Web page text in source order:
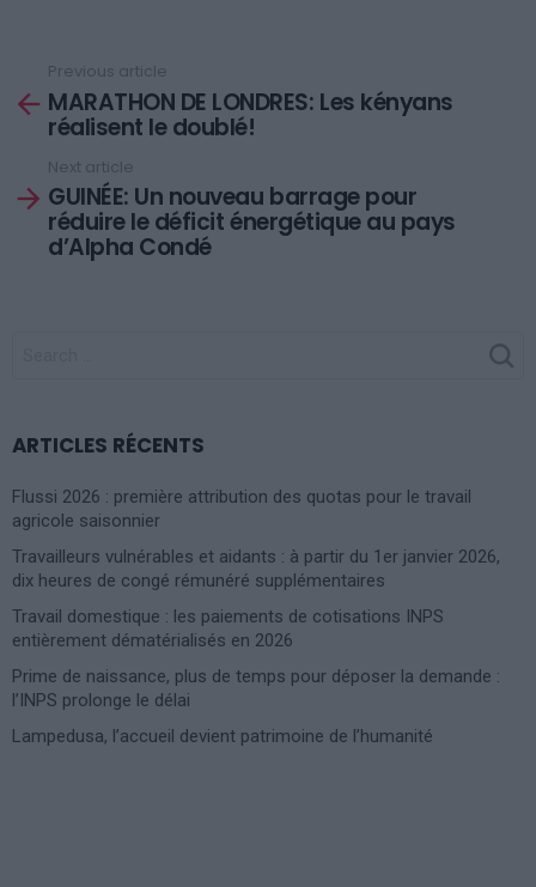
more
Previous article
MARATHON DE LONDRES: Les kényans
réalisent le doublé!
Next article
GUINÉE: Un nouveau barrage pour
réduire le déficit énergétique au pays
d’Alpha Condé
ARTICLES RÉCENTS
Flussi 2026 : première attribution des quotas pour le travail
agricole saisonnier
Travailleurs vulnérables et aidants : à partir du 1er janvier 2026,
dix heures de congé rémunéré supplémentaires
Travail domestique : les paiements de cotisations INPS
entièrement dématérialisés en 2026
Prime de naissance, plus de temps pour déposer la demande :
l’INPS prolonge le délai
Lampedusa, l’accueil devient patrimoine de l’humanité